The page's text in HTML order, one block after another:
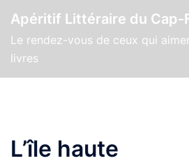
Apéritif Littéraire du Cap-
Le rendez-vous de ceux qui
livres
L’île haute